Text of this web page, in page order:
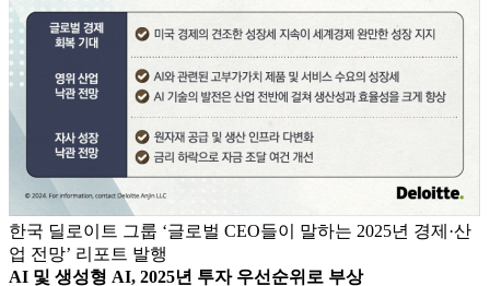
한국 딜로이트 그룹 ‘글로벌 CEO들이 말하는 2025년 경제·산
업 전망’ 리포트 발행
AI 및 생성형 AI, 2025년 투자 우선순위로 부상